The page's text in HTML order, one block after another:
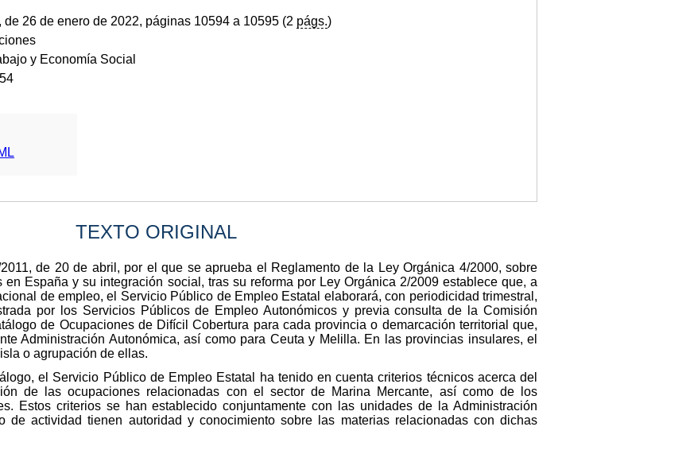
de 26 de enero de 2022, páginas 10594 a 10595 (2 págs.)
y Economía Social
TEXTO ORIGINAL
de 20 de abril, por el que se aprueba el Reglamento de la Ley Orgánica 4/2000, sobre
España y su integración social, tras su reforma por Ley Orgánica 2/2009 establece que, a
de empleo, el Servicio Público de Empleo Estatal elaborará, con periodicidad trimestral,
por los Servicios Públicos de Empleo Autonómicos y previa consulta de la Comisión
de Ocupaciones de Difícil Cobertura para cada provincia o demarcación territorial que,
Administración Autonómica, así como para Ceuta y Melilla. En las provincias insulares, el
o agrupación de ellas.
el Servicio Público de Empleo Estatal ha tenido en cuenta criterios técnicos acerca del
de las ocupaciones relacionadas con el sector de Marina Mercante, así como de los
Estos criterios se han establecido conjuntamente con las unidades de la Administración
de actividad tienen autoridad y conocimiento sobre las materias relacionadas con dichas